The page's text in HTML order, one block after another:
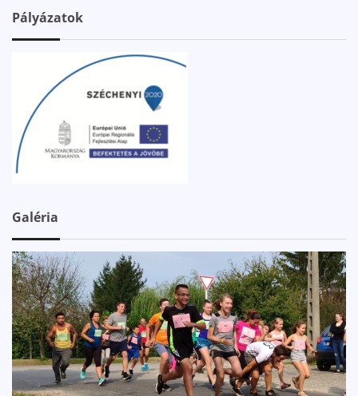
Pályázatok
Galéria